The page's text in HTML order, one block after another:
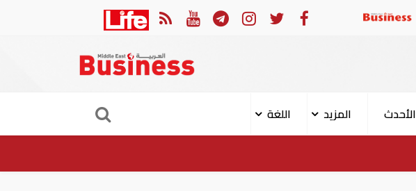
الإمارات والبرلمان العربي والجامعة العربية يدينون الهجوم الحوثي على نجران بالسعودية
الأحدث المزيد اللغة